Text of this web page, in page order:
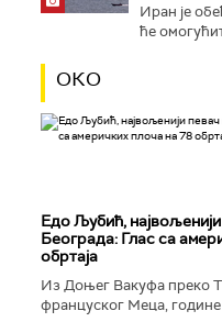
Иран је
ће
ОКО
Едо Љубић,
Београда: Глас са
обртаја
Из Доњег Вакуфа преко
француског Меца,